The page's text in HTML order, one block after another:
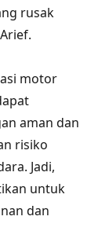
rusak
motor
aman dan
risiko
Jadi,
untuk
dan